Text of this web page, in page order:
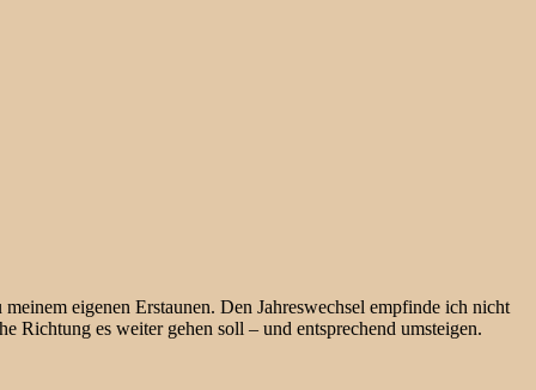
eigenen Erstaunen. Den Jahreswechsel empfinde ich nicht
Richtung es weiter gehen soll – und entsprechend umsteigen.